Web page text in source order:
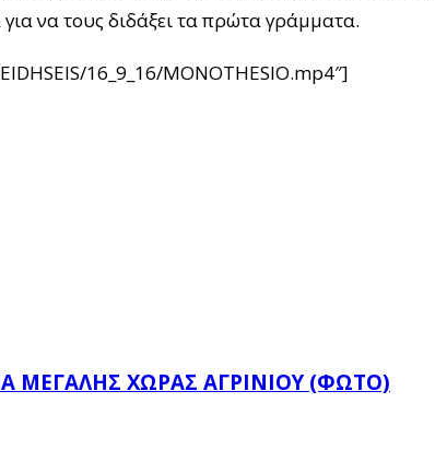
να τους διδάξει τα πρώτα γράμματα.
16_9_16/MONOTHESIO.mp4″]
ΜΕΓΆΛΗΣ ΧΏΡΑΣ ΑΓΡΙΝΊΟΥ (ΦΩΤΌ)